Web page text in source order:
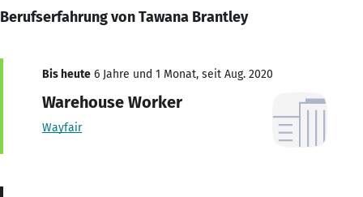
Berufserfahrung von Tawana Brantley
Bis heute 6 Jahre und 1 Monat, seit Aug. 2020
Warehouse Worker
Wayfair